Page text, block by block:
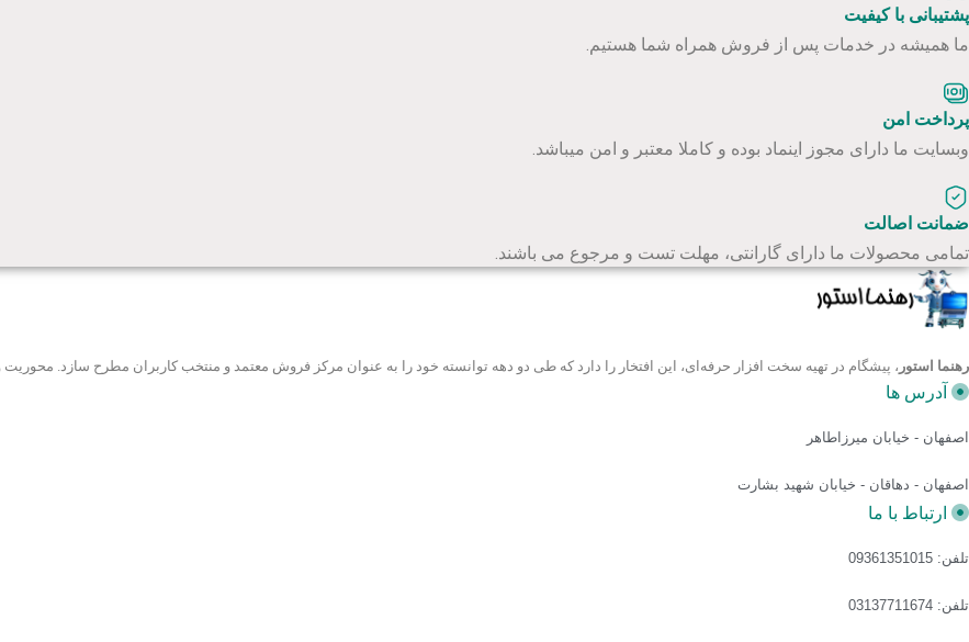
پشتیبانی با کیفیت
ما همیشه در خدمات پس از فروش همراه شما هستیم.
پرداخت امن
وبسایت ما دارای مجوز اینماد بوده و کاملا معتبر و امن میباشد.
ضمانت اصالت
تمامی محصولات ما دارای گارانتی، مهلت تست و مرجوع می باشند.
رهنما استور ، پیشگام در تهیه سخت افزار حرفه‌ای، این افتخار را دارد که طی دو دهه توانسته خود را به عنوان مرکز فروش معتمد و منتخب کاربران مطرح سازد.
آدرس ها
اصفهان - خیابان میرزاطاهر
اصفهان - دهاقان - خیابان شهید بشارت
ارتباط با ما
تلفن: 09361351015
تلفن: 03137711674